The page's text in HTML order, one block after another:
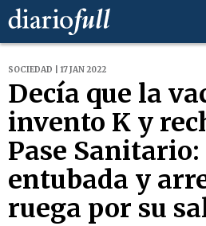
SOCIEDAD | 17 JAN 2022
Decía que la
invento K y
Pase
entubada y
ruega por su